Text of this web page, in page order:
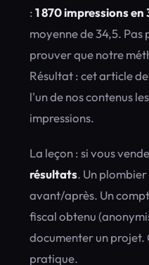
:1 870 impressions en
moyenne de 34,5.
prouver que notre
Résultat : cet article
l'un de nos contenus
impressions.
La leçon : si vous
résultats. Un
avant/après. Un
fiscal obtenu
documenter un projet.
pratique.